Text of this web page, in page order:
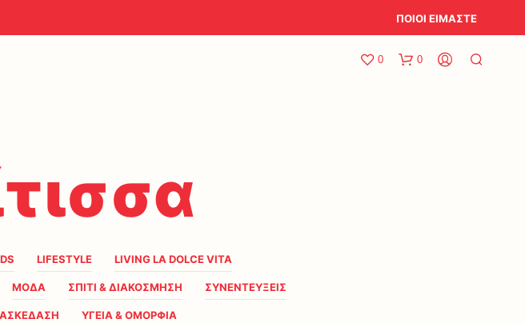
ΠΟΙΟΙ ΕΙΜΑΣΤΕ
0 0
LIFESTYLE LIVING LA DOLCE VITA
ΜΟΔΑ ΣΠΙΤΙ & ΔΙΑΚΟΣΜΗΣΗ ΣΥΝΕΝΤΕΥΞΕΙΣ
ΥΓΕΙΑ & ΟΜΟΡΦΙΑ